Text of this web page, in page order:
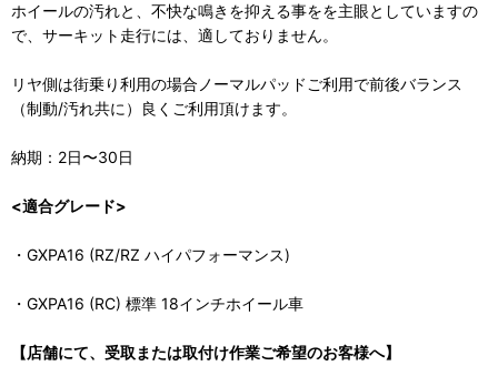
ホイールの汚れと、不快な鳴きを抑える事をを主眼としていますの
で、サーキット走行には、適しておりません。
リヤ側は街乗り利用の場合ノーマルパッドご利用で前後バランス
（制動/汚れ共に）良くご利用頂けます。
納期：2日〜30日
<適合グレード>
・GXPA16 (RZ/RZ ハイパフォーマンス)
・GXPA16 (RC) 標準 18インチホイール車
【店舗にて、受取または取付け作業ご希望のお客様へ】